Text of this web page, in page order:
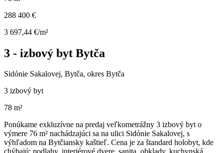
288 400 €
3 697,44 €/m²
3 - izbový byt Bytča
Sidónie Sakalovej, Bytča, okres Bytča
3 izbový byt
78 m²
Ponúkame exkluzívne na predaj veľkometrážny 3 izbový byt o
výmere 76 m² nachádzajúci sa na ulici Sidónie Sakalovej, s
výhľadom na Bytčiansky kaštieľ. Cena je za štandard holobyt, kde